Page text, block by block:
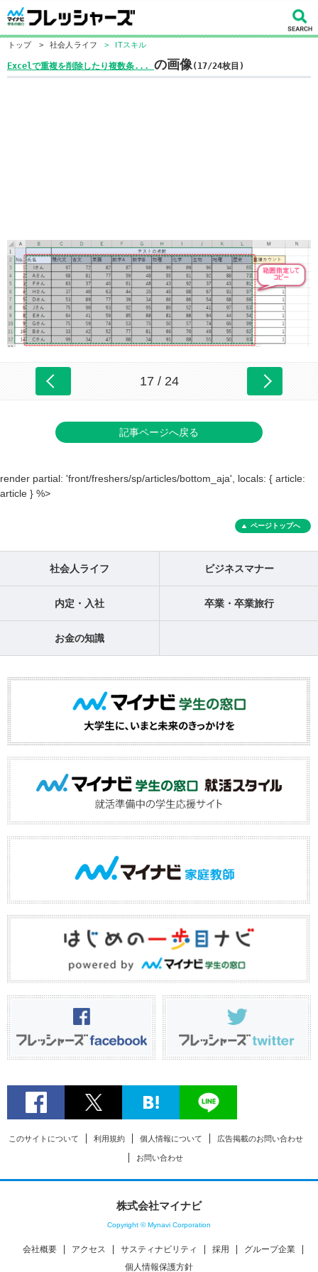
トップ > 社会人ライフ > ITスキル
Excelで重複を削除したり複数条... の画像(17/24枚目)
17 / 24
記事ページへ戻る
render partial: 'front/freshers/sp/articles/bottom_aja', locals: { article:
article } %>
ページトップへ
社会人ライフ ビジネスマナー
内定・入社 卒業・卒業旅行
お金の知識
このサイトについて 利用規約 個人情報について 広告掲載のお問い合わせ
お問い合わせ
株式会社マイナビ
Copyright © Mynavi Corporation
会社概要 アクセス サスティナビリティ 採用
グループ企業
個人情報保護方針